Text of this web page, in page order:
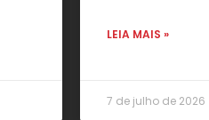
LEIA MAIS »
7 de julho de 2026